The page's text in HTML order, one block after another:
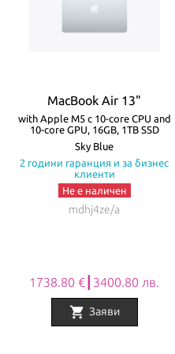
зареждане и свързване с
жак. Батерията на MacBook Air
Всички Apple продукти
стандартна международна
обслужване от Apple
сервизни центрове на Apple).
MacBook Air 13"
with Apple M5 с 10-core CPU and
10-core GPU, 16GB, 1TB SSD
Sky Blue
2 години гаранция и за бизнес
клиенти
Не е наличен
mdhj4ze/a
1738.80 €┃3400.80 лв.
shopping_cart Заяви